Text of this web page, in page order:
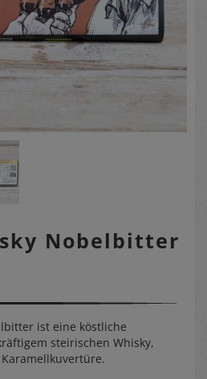
Nobelbitter
ist eine köstliche
steirischen Whisky,